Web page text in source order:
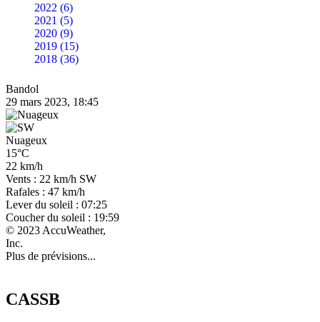
2022 (6)
2021 (5)
2020 (9)
2019 (15)
2018 (36)
Bandol
29 mars 2023, 18:45
Nuageux
15°C
22 km/h
Vents : 22 km/h SW
Rafales : 47 km/h
Lever du soleil : 07:25
Coucher du soleil : 19:59
© 2023 AccuWeather,
Inc.
Plus de prévisions...
CASSB